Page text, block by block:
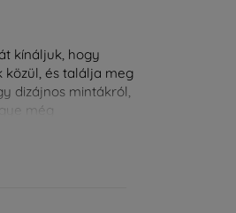
kínáljuk, hogy
közül, és találja meg
dizájnos mintákról,
még